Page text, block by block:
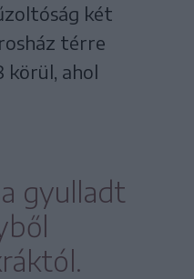
két
térre
ahol
gyulladt